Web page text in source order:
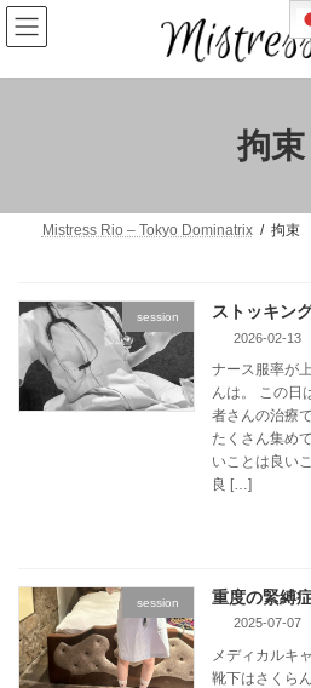
コ
ン
テ
ン
ナ
ビ
ゲ
ー
拘束
Mistress Rio – Tokyo Dominatrix 拘束
session ストッキン
2026-02-13
ナース服率が
んは。 この日
者さんの治療
たくさん集め
いことは良い
良 […]
session 重度の緊縛
2025-07-07
メディカルキ
靴下はさくら